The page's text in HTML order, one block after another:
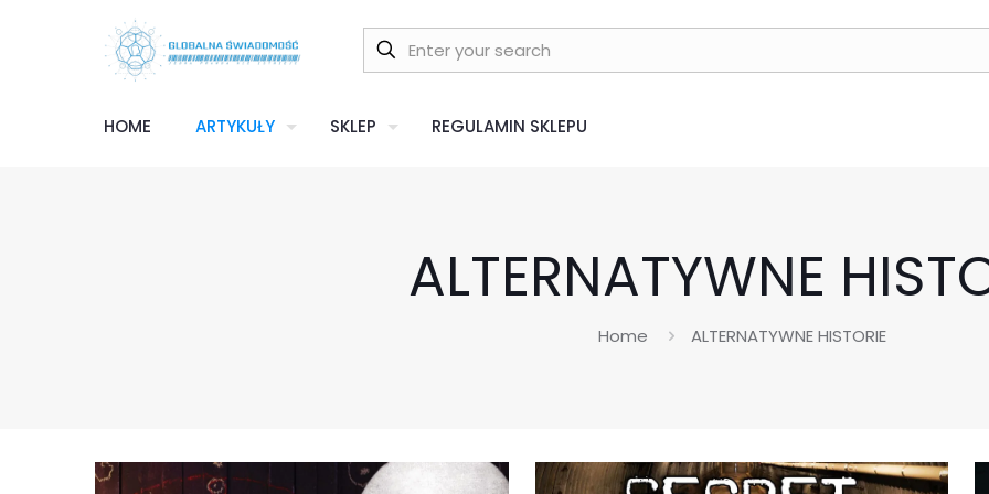
HOME ARTYKUŁY SKLEP REGULAMIN SKLEPU
ALTERNATYWNE
Home ALTERNATYWNE HISTORIE